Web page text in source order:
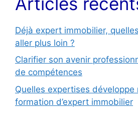
Déjà expert immobilier,
aller plus loin ?
Clarifier son avenir
de compétences
Quelles expertises développe
formation d’expert immobilier